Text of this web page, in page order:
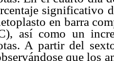
significativo
en barra
así como un
A partir del
que los